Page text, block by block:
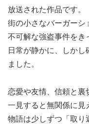
放送された作品です。
街の小さなバーガーシ
不可解な強盗事件をき
日常が静かに、しか
ました。
恋愛や友情、信頼と裏
一見すると無関係に見
物語は少しずつ「取り